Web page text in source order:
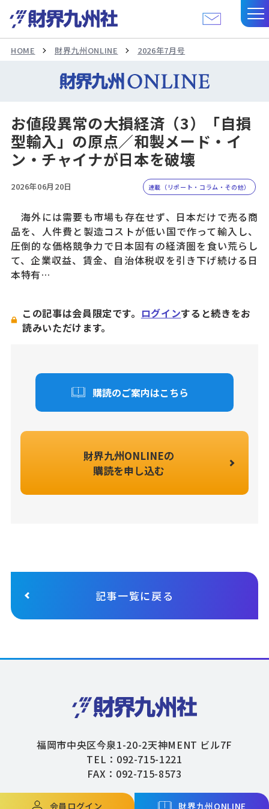
HOME 財界九州ONLINE 2026年7月号
お値段異常の大損経済（3）「自損
型輸入」の原点／和製メード・イ
ン・チャイナが日本を破壊
2026年06月20日 連載（リポート・コラム・その他）
海外には需要も市場も存在せず、日本だけで売る商
品を、人件費と製造コストが低い国で作って輸入し、
圧倒的な価格競争力で日本固有の経済圏を食い荒らし
て、企業収益、賃金、自治体税収を引き下げ続ける日
本特有…
この記事は会員限定です。 ログインすると続きをお
読みいただけます。
購読のご案内はこちら
財界九州ONLINEの
購読を申し込む
記事一覧に戻る
会員ログイン 財界九州ONLINE
福岡市中央区今泉1-20-2天神MENT ビル7F
TEL：092-715-1221
FAX：092-715-8573